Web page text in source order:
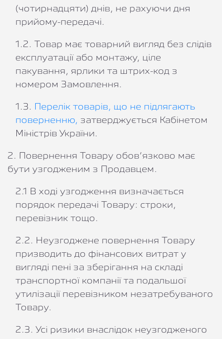
(чотирнадцяти) днів, не рахуючи дня
прийому-передачі.
1.2. Товар має товарний вигляд без слідів
експлуатації або монтажу, ціле
пакування, ярлики та штрих-код з
номером Замовлення.
1.3.
Перелік товарів, що не підлягають
поверненню, затверджується Кабінетом
Міністрів України.
2. Повернення Товару обов’язково має
бути узгодженим з Продавцем.
2.1 В ході узгодження визначається
порядок передачі Товару: строки,
перевізник тощо.
2.2. Неузгоджене повернення Товару
призводить до фінансових витрат у
вигляді пені за зберігання на складі
транспортної компанії та подальшої
утилізації перевізником незатребуваного
Товару.
2.3. Усі ризики внаслідок неузгодженого